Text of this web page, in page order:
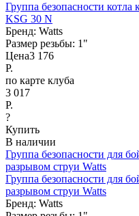
Группа безопасности котла
KSG 30 N
Бренд: Watts
Размер резьбы: 1"
Цена3 176
Р.
по карте клуба
3 017
Р.
?
Купить
В наличии
Группа безопасности для
разрывом струи Watts
Группа безопасности для
разрывом струи Watts
Бренд: Watts